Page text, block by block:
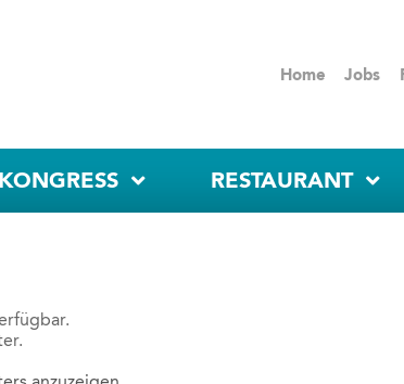
Home Jobs
KONGRESS RESTAURANT